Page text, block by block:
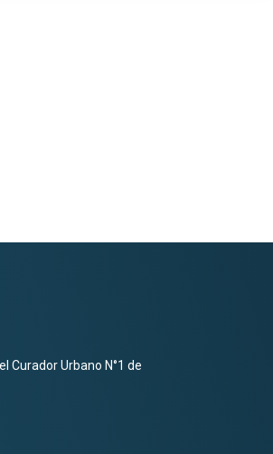
Curador Urbano N°1 de